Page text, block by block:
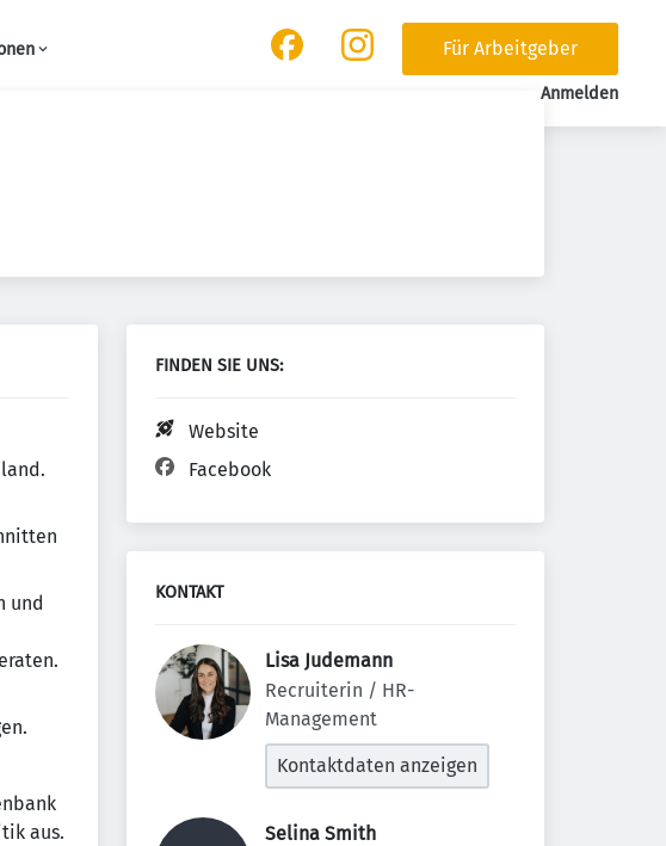
Für Arbeitgeber
Anmelden
und
aus.
FINDEN SIE UNS:
Website
Facebook
KONTAKT
Lisa Judemann
Recruiterin / HR-
Management
Kontaktdaten anzeigen
Selina Smith